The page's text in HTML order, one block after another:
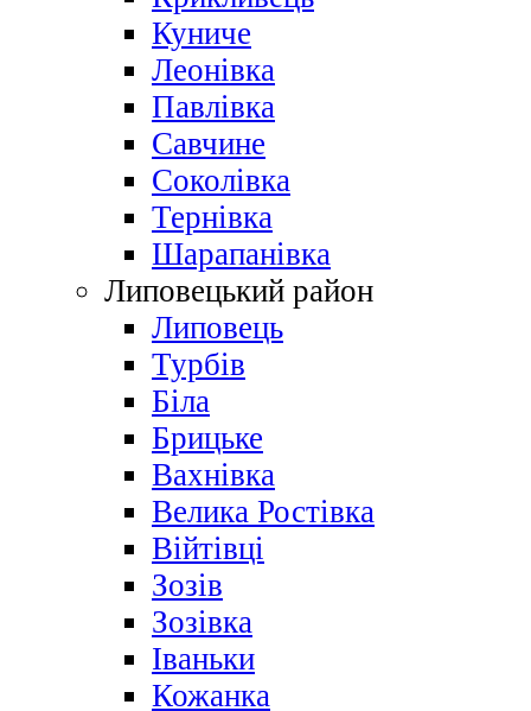
Куниче
Леонівка
Павлівка
Савчине
Соколівка
Тернівка
Шарапанівка
Липовецький район
Липовець
Турбів
Біла
Брицьке
Вахнівка
Велика Ростівка
Війтівці
Зозів
Зозівка
Іваньки
Кожанка